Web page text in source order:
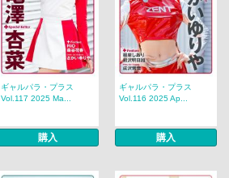
ギャルパラ・プラス
Vol.117 2025 Ma...
購入
ギャルパラ・プラス
Vol.116 2025 Ap...
購入